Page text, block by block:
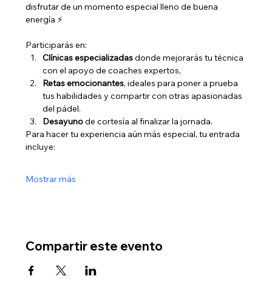
disfrutar de un momento especial lleno de buena
energía ⚡️
Participarás en:
Clínicas especializadas donde mejorarás tu técnica
con el apoyo de coaches expertos,
Retas emocionantes, ideales para poner a prueba
tus habilidades y compartir con otras apasionadas
del pádel.
Desayuno de cortesía al finalizar la jornada.
Para hacer tu experiencia aún más especial, tu entrada
incluye:
Mostrar más
Compartir este evento